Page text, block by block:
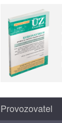
Provozovatel